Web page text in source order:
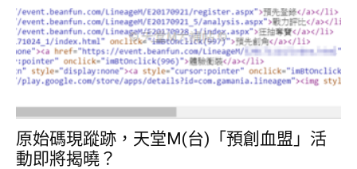
原始碼現蹤跡，天堂M(台)「預創血盟」活
動即將揭曉？